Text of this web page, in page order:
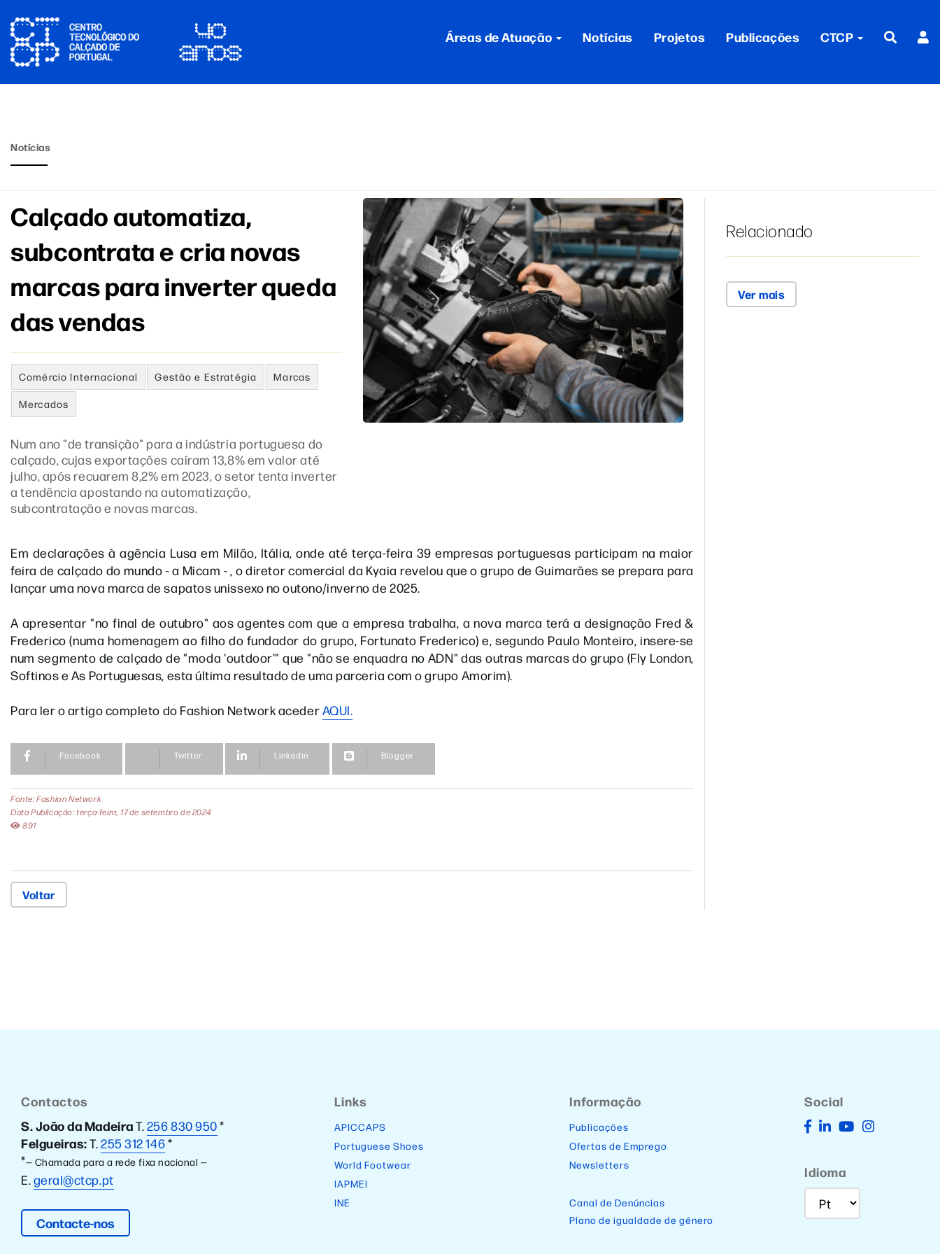
Áreas de Atuação Notícias Projetos Publicações CTCP
Notícias
Calçado automatiza,
subcontrata e cria novas
marcas para inverter queda
das vendas
Comércio Internacional Gestão e Estratégia Marcas
Mercados
Num ano "de transição" para a indústria portuguesa do
calçado, cujas exportações caíram 13,8% em valor até
julho, após recuarem 8,2% em 2023, o setor tenta inverter
a tendência apostando na automatização,
subcontratação e novas marcas.
Em declarações à agência Lusa em Milão, Itália, onde até terça-feira 39 empresas portuguesas participam na maior
feira de calçado do mundo - a Micam - , o diretor comercial da Kyaia revelou que o grupo de Guimarães se prepara para
lançar uma nova marca de sapatos unissexo no outono/inverno de 2025.
A apresentar "no final de outubro" aos agentes com que a empresa trabalha, a nova marca terá a designação Fred &
Frederico (numa homenagem ao filho do fundador do grupo, Fortunato Frederico) e, segundo Paulo Monteiro, insere-se
num segmento de calçado de "moda 'outdoor'" que "não se enquadra no ADN" das outras marcas do grupo (Fly London,
Softinos e As Portuguesas, esta última resultado de uma parceria com o grupo Amorim).
Para ler o artigo completo do Fashion Network acederAQUI.
Facebook Twitter Linkedin Blogger
Fonte: Fashion Network
Data Publicação: terça-feira, 17 de setembro de 2024
891
Voltar
Relacionado
Ver mais
Contactos
S. João da MadeiraT.256 830 950*
Felgueiras:T.255 312 146*
*— Chamada para a rede fixa nacional —
E.geral@ctcp.pt
Contacte-nos
Links
APICCAPS
Portuguese Shoes
World Footwear
IAPMEI
INE
Informação
Publicações
Ofertas de Emprego
Newsletters
Canal de Denúncias
Plano de igualdade de género
Social
Idioma